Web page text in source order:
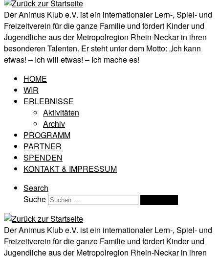
Der Animus Klub e.V. ist ein internationaler Lern-, Spiel- und
Freizeitverein für die ganze Familie und fördert Kinder und
Jugendliche aus der Metropolregion Rhein-Neckar in ihren
besonderen Talenten. Er steht unter dem Motto: „Ich kann
etwas! – Ich will etwas! – Ich mache es!
HOME
WIR
ERLEBNISSE
Aktivitäten
Archiv
PROGRAMM
PARTNER
SPENDEN
KONTAKT & IMPRESSUM
Search
Suche
Der Animus Klub e.V. ist ein internationaler Lern-, Spiel- und
Freizeitverein für die ganze Familie und fördert Kinder und
Jugendliche aus der Metropolregion Rhein-Neckar in ihren